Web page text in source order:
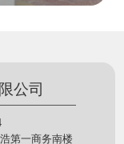
公司
第一商务南楼